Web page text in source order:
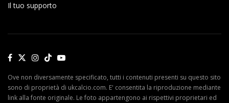
Il tuo supporto
Ove non diversamente specificato, tutti i contenuti presenti su questo sito
sono di proprietà di ukcalcio.com. E' consentita la riproduzione mediante
link alla fonte originale. Le foto appartengono ai rispettivi proprietari ed